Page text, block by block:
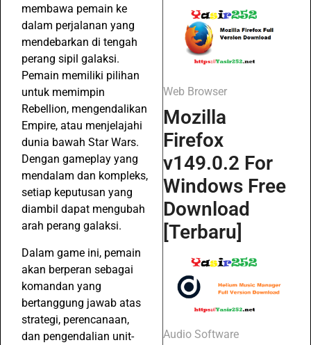
membawa pemain ke
dalam perjalanan yang
mendebarkan di tengah
perang sipil galaksi.
Pemain memiliki pilihan
untuk memimpin
Rebellion, mengendalikan
Empire, atau menjelajahi
dunia bawah Star Wars.
Dengan gameplay yang
mendalam dan kompleks,
setiap keputusan yang
diambil dapat mengubah
arah perang galaksi.
Dalam game ini, pemain
akan berperan sebagai
komandan yang
bertanggung jawab atas
strategi, perencanaan,
dan pengendalian unit-
Web Browser
Mozilla
Firefox
v149.0.2 For
Windows Free
Download
[Terbaru]
Audio Software